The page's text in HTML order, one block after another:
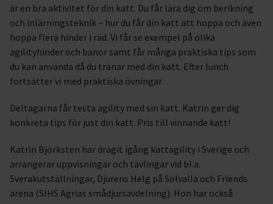
är en bra aktivitet för din katt. Du får lära dig om berikning
och inlärningsteknik – hur du får din katt att hoppa och även
hoppa flera hinder i rad. Vi får se exempel på olika
agilityhinder och banor samt får många praktiska tips som
du kan använda då du tränar med din katt. Efter lunch
fortsätter vi med praktiska övningar.
Deltagarna får testa agility med sin katt. Katrin ger dig
konkreta tips för just din katt. Pris till vinnande katt!
Katrin Björksten har dragit igång kattagility i Sverige och
arrangerar uppvisningar och tävlingar vid bl.a.
Sverakutställningar, Djurens Helg på Solvalla och Friends
arena (SIHS Agrias smådjursavdelning). Hon har också